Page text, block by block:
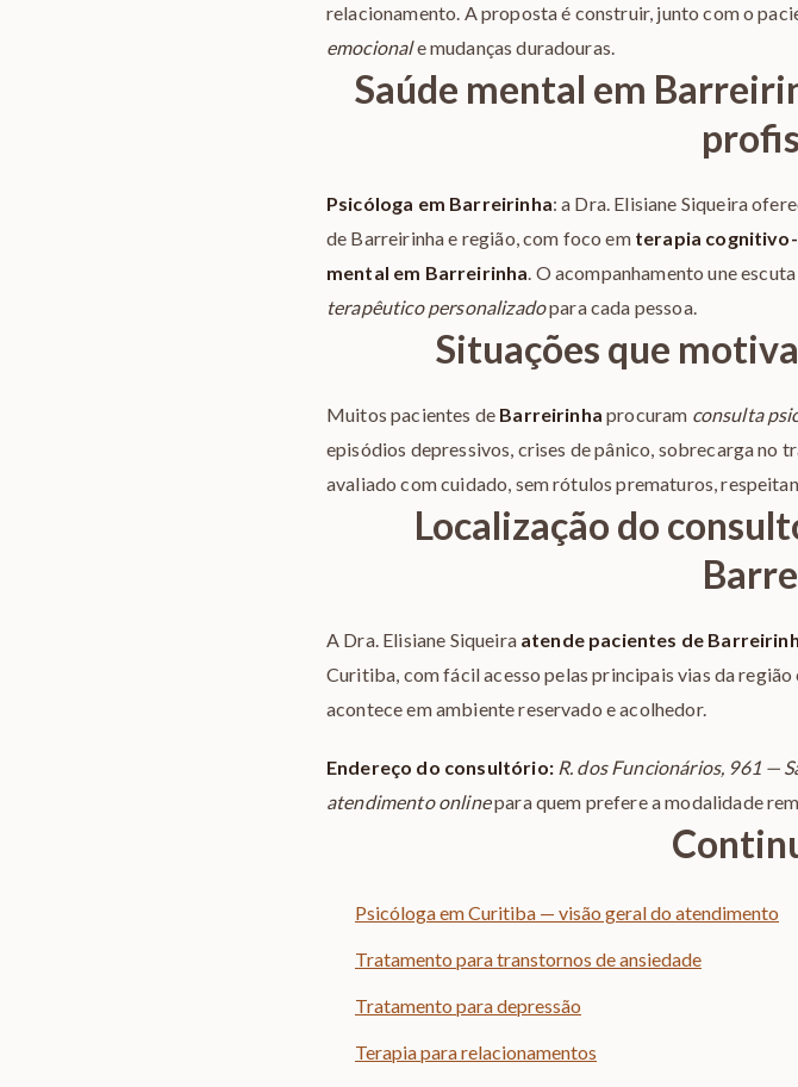
relacionamento. A proposta é construir, junto com o
emocionale mudanças duradouras.
Saúde mental em
Psicóloga em Barreirinha: a Dra. Elisiane Siqueira
de Barreirinha e região, com foco em terapia
mental em Barreirinha. O acompanhamento une
terapêutico personalizadopara cada pessoa.
Situações que
Muitos pacientes de Barreirinha procuram consulta
episódios depressivos, crises de pânico, sobrecarga no
avaliado com cuidado, sem rótulos prematuros,
Localização do
A Dra. Elisiane Siqueira atende pacientes de
Curitiba, com fácil acesso pelas principais vias da
acontece em ambiente reservado e acolhedor.
Endereço do consultório: R. dos Funcionários, 961 —
atendimento onlinepara quem prefere a modalidade
Psicóloga em Curitiba — visão geral do atendimento
Tratamento para transtornos de ansiedade
Tratamento para depressão
Terapia para relacionamentos